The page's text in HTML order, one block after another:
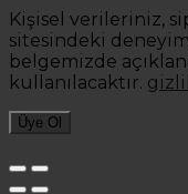
Kişisel verileriniz,
sitesindeki
belgemizde
kullanılacaktır.
Üye Ol